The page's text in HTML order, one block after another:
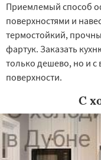
Приемлемый способ
поверхностями и
термостойкий,
фартук. Заказать
только дешево, но и с
поверхности.
С